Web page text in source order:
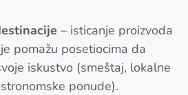
– isticanje proizvoda
pomažu posetiocima da
iskustvo (smeštaj, lokalne
ponude).